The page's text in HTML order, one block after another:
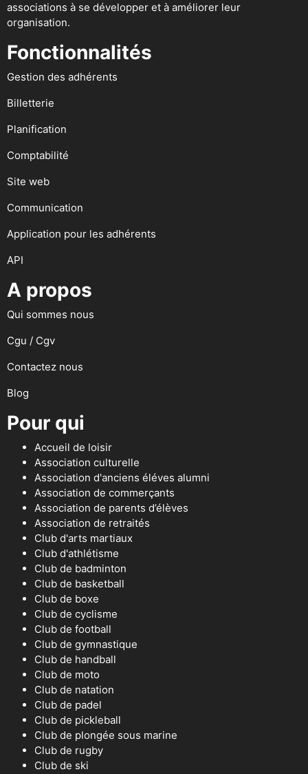
associations à se développer et à améliorer leur
organisation.
Fonctionnalités
Gestion des adhérents
Billetterie
Planification
Comptabilité
Site web
Communication
Application pour les adhérents
API
A propos
Qui sommes nous
Cgu / Cgv
Contactez nous
Blog
Pour qui
Accueil de loisir
Association culturelle
Association d'anciens éléves alumni
Association de commerçants
Association de parents d’élèves
Association de retraités
Club d'arts martiaux
Club d'athlétisme
Club de badminton
Club de basketball
Club de boxe
Club de cyclisme
Club de football
Club de gymnastique
Club de handball
Club de moto
Club de natation
Club de padel
Club de pickleball
Club de plongée sous marine
Club de rugby
Club de ski